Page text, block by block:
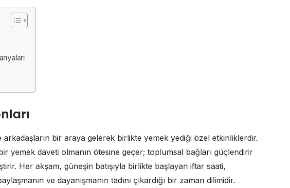
arkadaşların bir araya gelerek birlikte yemek yediği özel etkinliklerdir.
yemek daveti olmanın ötesine geçer; toplumsal bağları güçlendirir
Her akşam, güneşin batışıyla birlikte başlayan iftar saati,
ve dayanışmanın tadını çıkardığı bir zaman dilimidir.